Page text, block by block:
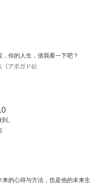
你的人生，借我看一下吧？
アボガド6）
。
的心得与方法，也是他的未来生